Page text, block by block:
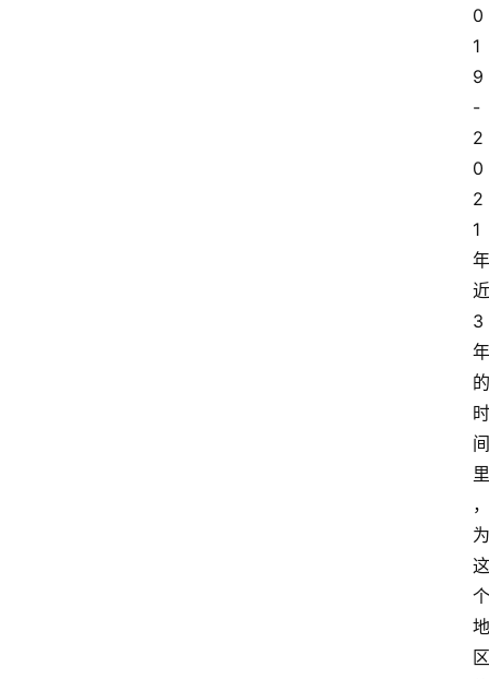
0
1
9
-
2
0
2
1
年
近
3
年
的
时
间
里
，
为
这
个
地
区